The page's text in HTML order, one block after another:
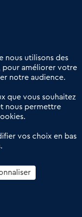
aux transactions
du commerce de
nous utilisons des
pour améliorer votre
notre audience.
que vous souhaitez
nous permettre
vos choix en bas